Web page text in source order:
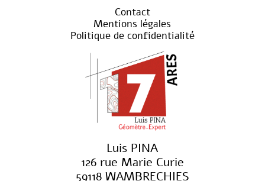
Contact
Mentions légales
Politique de confidentialité
Luis PINA
126 rue Marie Curie
59118 WAMBRECHIES